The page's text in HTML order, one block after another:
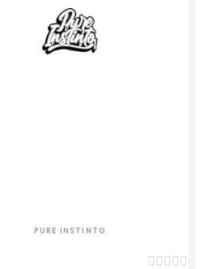
PURE INSTINTO
    